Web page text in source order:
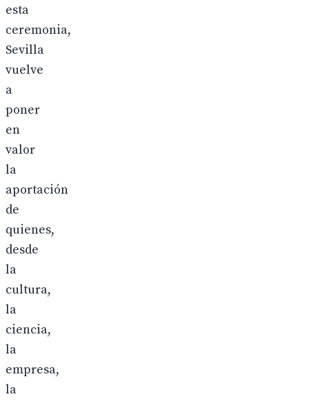
esta
ceremonia,
Sevilla
vuelve
a
poner
en
valor
la
aportación
de
quienes,
desde
la
cultura,
la
ciencia,
la
empresa,
la